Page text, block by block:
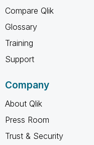
Compare Qlik
Glossary
Training
Support
Company
About Qlik
Press Room
Trust & Security